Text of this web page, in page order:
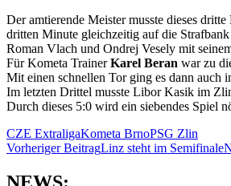
Der amtierende Meister musste dieses
dritten Minute gleichzeitig auf die
Roman Vlach und Ondrej Vesely mit
Für Kometa TrainerKarel Beran war zu
Mit einen schnellen Tor ging es dann
Im letzten Drittel musste Libor Kasik im
Durch dieses 5:0 wird ein siebendes Spiel
CZE ExtraligaKometa BrnoPSG Zlin
Beitragsnavigation
Vorheriger BeitragLinz steht im Semifinale
NEWS: